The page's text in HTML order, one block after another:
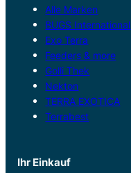
Alle Marken
BUGS International
Exo Terra
Feeders & more
Golli Thek
Nekton
TERRA EXOTICA
Terrabest
Ihr Einkauf